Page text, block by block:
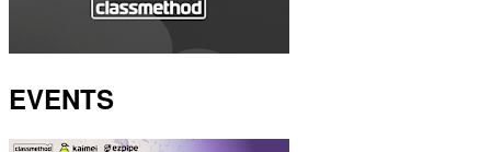
EVENTS